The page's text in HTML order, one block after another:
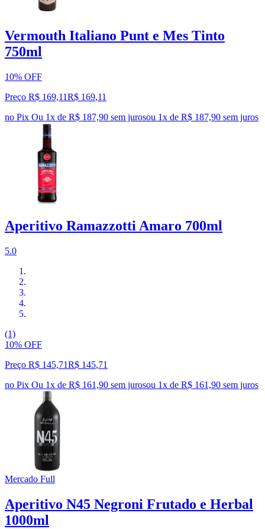
Vermouth Italiano Punt e Mes Tinto
750ml
10% OFF
Preço R$ 169,11R$ 169,11
no Pix Ou 1x de R$ 187,90 sem jurosou 1x de R$ 187,90 sem juros
Aperitivo Ramazzotti Amaro 700ml
5.0
(1)
10% OFF
Preço R$ 145,71R$ 145,71
no Pix Ou 1x de R$ 161,90 sem jurosou 1x de R$ 161,90 sem juros
Mercado Full
Aperitivo N45 Negroni Frutado e Herbal
1000ml